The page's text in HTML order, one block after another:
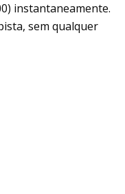
instantaneamente.
sem qualquer